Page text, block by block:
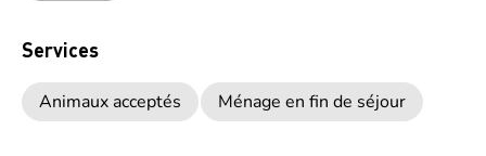
Services
Animaux acceptés Ménage en fin de séjour